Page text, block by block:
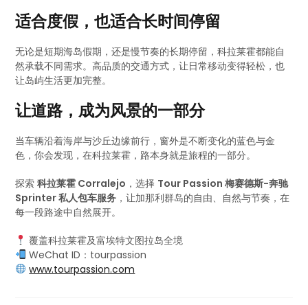
适合度假，也适合长时间停留
无论是短期海岛假期，还是慢节奏的长期停留，科拉莱霍都能自
然承载不同需求。高品质的交通方式，让日常移动变得轻松，也
让岛屿生活更加完整。
让道路，成为风景的一部分
当车辆沿着海岸与沙丘边缘前行，窗外是不断变化的蓝色与金
色，你会发现，在科拉莱霍，路本身就是旅程的一部分。
探索科拉莱霍 Corralejo ，选择 Tour Passion 梅赛德斯-奔驰
Sprinter 私人包车服务 ，让加那利群岛的自由、自然与节奏，在
每一段路途中自然展开。
覆盖科拉莱霍及富埃特文图拉岛全境
WeChat ID：tourpassion
www.tourpassion.com